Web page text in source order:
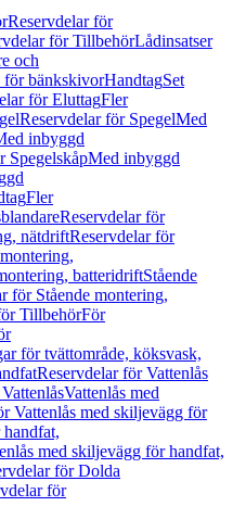
Reservdelar för
för TillbehörLådinsatser
och
för bänkskivorHandtagSet
för EluttagFler
Reservdelar för SpegelMed
inbyggd
SpegelskåpMed inbyggd
Fler
Reservdelar för
nätdriftReservdelar för
batteridriftStående
för Stående montering,
TillbehörFör
för tvättområde, köksvask,
Reservdelar för Vattenlås
Vattenlås med
Vattenlås med skiljevägg för
med skiljevägg för handfat,
för Dolda
för